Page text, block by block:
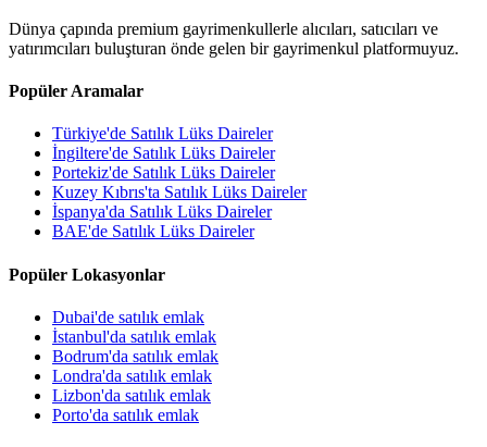
Dünya çapında premium gayrimenkullerle alıcıları, satıcıları ve
yatırımcıları buluşturan önde gelen bir gayrimenkul platformuyuz.
Popüler Aramalar
Türkiye'de Satılık Lüks Daireler
İngiltere'de Satılık Lüks Daireler
Portekiz'de Satılık Lüks Daireler
Kuzey Kıbrıs'ta Satılık Lüks Daireler
İspanya'da Satılık Lüks Daireler
BAE'de Satılık Lüks Daireler
Popüler Lokasyonlar
Dubai'de satılık emlak
İstanbul'da satılık emlak
Bodrum'da satılık emlak
Londra'da satılık emlak
Lizbon'da satılık emlak
Porto'da satılık emlak